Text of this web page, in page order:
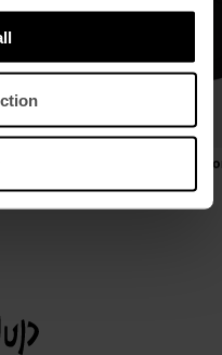
Bermuda regular in felpa di
€ 130,00
€ 200,00